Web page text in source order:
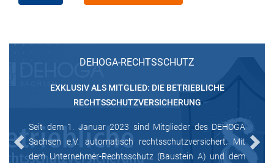
DEHOGA-RECHTSSCHUTZ
EXKLUSIV ALS MITGLIED: DIE BETRIEBLICHE
RECHTSSCHUTZVERSICHERUNG
Seit dem 1. Januar 2023 sind Mitglieder des DEHOGA
Sachsen e.V. automatisch rechtsschutzversichert. Mit
dem Unternehmer-Rechtsschutz (Baustein A) und dem
Previous Next